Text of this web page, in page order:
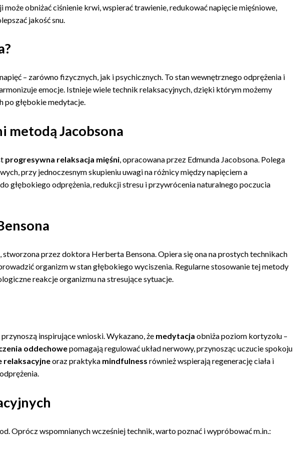
obniżać ciśnienie krwi, wspierać trawienie, redukować napięcie mięśniowe,
jakość snu.
– zarówno fizycznych, jak i psychicznych. To stan wewnętrznego odprężenia i
emocje. Istnieje wiele technik relaksacyjnych, dzięki którym możemy
po głębokie medytacje.
metodą Jacobsona
progresywna relaksacja mięśni , opracowana przez Edmunda Jacobsona. Polega
przy jednoczesnym skupieniu uwagi na różnicy między napięciem a
głębokiego odprężenia, redukcji stresu i przywrócenia naturalnego poczucia
, stworzona przez doktora Herberta Bensona. Opiera się ona na prostych technikach
organizm w stan głębokiego wyciszenia. Regularne stosowanie tej metody
reakcje organizmu na stresujące sytuacje.
inspirujące wnioski. Wykazano, że medytacja obniża poziom kortyzolu –
oddechowepomagają regulować układ nerwowy, przynosząc uczucie spokoju
relaksacyjneoraz praktyka mindfulness również wspierają regenerację ciała i
Oprócz wspomnianych wcześniej technik, warto poznać i wypróbować m.in.: